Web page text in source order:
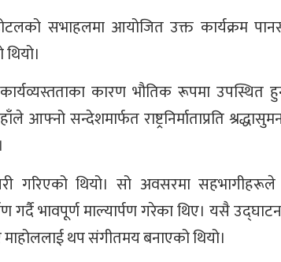
सभाहलमा आयोजित उक्त कार्यक्रम
कारण भौतिक रूपमा
सन्देशमार्फत राष्ट्रनिर्माताप्रति
थियो। सो अवसरमा सहभागीहरूले
गर्दै भावपूर्ण माल्यार्पण गरेका थिए। यसै
थप संगीतमय बनाएको थियो।